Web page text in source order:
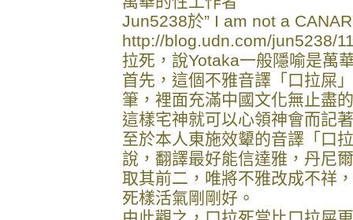
Jun5238於” I am not a
http://blog.udn.com/jun5238/
拉死，說Yotaka一般隱喻是萬
首先，這個不雅音譯「口拉屎
筆，裡面充滿中國文化無止盡
這樣宅神就可以心領神會而記
至於本人東施效顰的音譯「口
說，翻譯最好能信達雅，丹尼
取其前二，唯將不雅改成不祥
死樣活氣剛剛好。